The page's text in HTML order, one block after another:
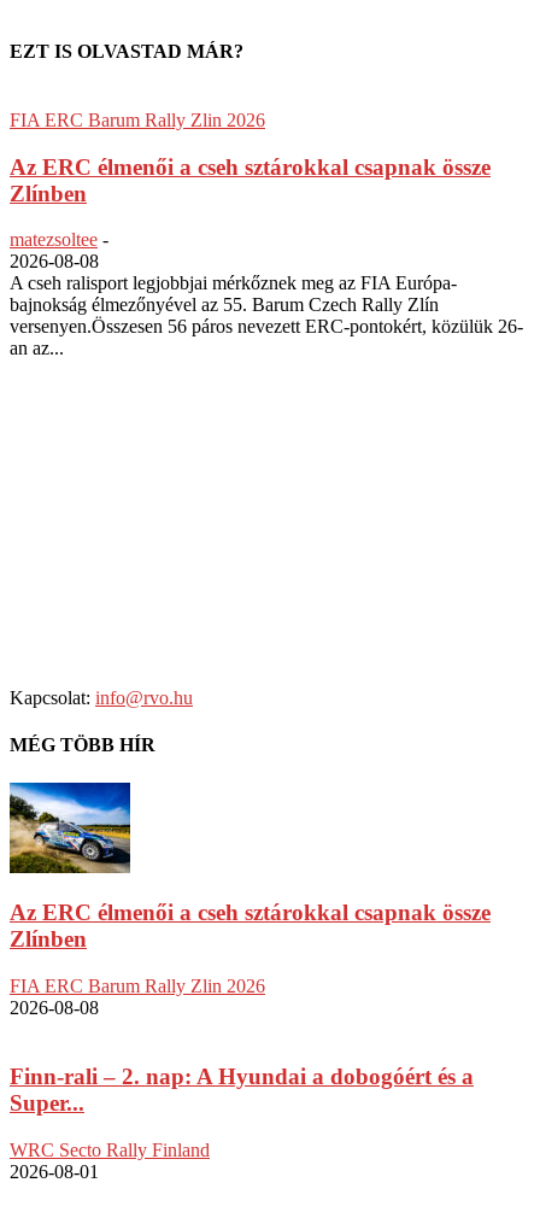
EZT IS OLVASTAD MÁR?
FIA ERC Barum Rally Zlin 2026
Az ERC élmenői a cseh sztárokkal csapnak össze
Zlínben
matezsoltee -
2026-08-08
A cseh ralisport legjobbjai mérkőznek meg az FIA Európa-
bajnokság élmezőnyével az 55. Barum Czech Rally Zlín
versenyen.Összesen 56 páros nevezett ERC-pontokért, közülük 26-
an az...
Kapcsolat: info@rvo.hu
MÉG TÖBB HÍR
Az ERC élmenői a cseh sztárokkal csapnak össze
Zlínben
FIA ERC Barum Rally Zlin 2026
2026-08-08
Finn-rali – 2. nap: A Hyundai a dobogóért és a
Super...
WRC Secto Rally Finland
2026-08-01